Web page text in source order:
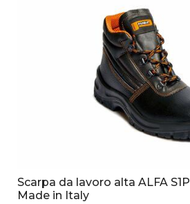
Scarpa da lavoro alta ALFA S1P
Made in Italy